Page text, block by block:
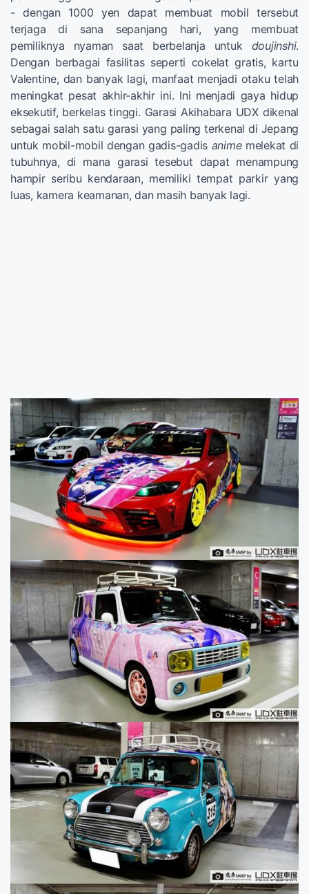
- dengan 1000 yen dapat membuat mobil tersebut
terjaga di sana sepanjang hari, yang membuat
pemiliknya nyaman saat berbelanja untuk doujinshi.
Dengan berbagai fasilitas seperti cokelat gratis, kartu
Valentine, dan banyak lagi, manfaat menjadi otaku telah
meningkat pesat akhir-akhir ini. Ini menjadi gaya hidup
eksekutif, berkelas tinggi. Garasi Akihabara UDX dikenal
sebagai salah satu garasi yang paling terkenal di Jepang
untuk mobil-mobil dengan gadis-gadis animemelekat di
tubuhnya, di mana garasi tesebut dapat menampung
hampir seribu kendaraan, memiliki tempat parkir yang
luas, kamera keamanan, dan masih banyak lagi.